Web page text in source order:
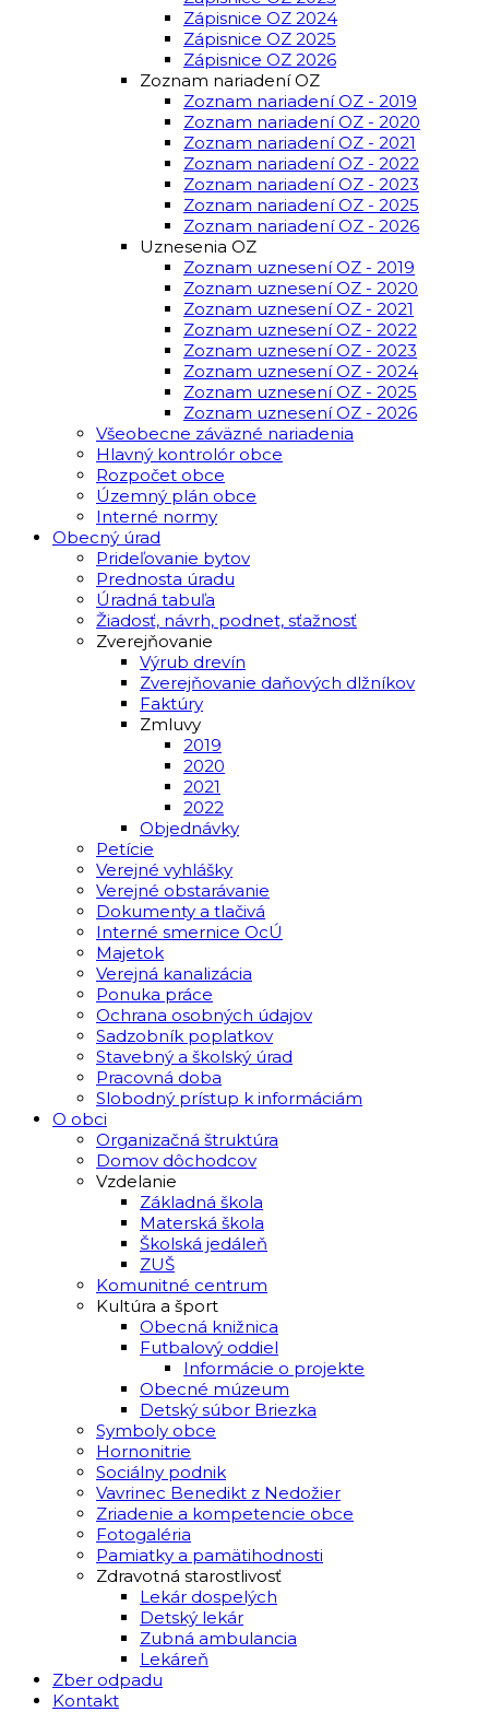
Zápisnice OZ 2024
Zápisnice OZ 2025
Zápisnice OZ 2026
Zoznam nariadení OZ
Zoznam nariadení OZ - 2019
Zoznam nariadení OZ - 2020
Zoznam nariadení OZ - 2021
Zoznam nariadení OZ - 2022
Zoznam nariadení OZ - 2023
Zoznam nariadení OZ - 2025
Zoznam nariadení OZ - 2026
Uznesenia OZ
Zoznam uznesení OZ - 2019
Zoznam uznesení OZ - 2020
Zoznam uznesení OZ - 2021
Zoznam uznesení OZ - 2022
Zoznam uznesení OZ - 2023
Zoznam uznesení OZ - 2024
Zoznam uznesení OZ - 2025
Zoznam uznesení OZ - 2026
Všeobecne záväzné nariadenia
Hlavný kontrolór obce
Rozpočet obce
Územný plán obce
Interné normy
Obecný úrad
Prideľovanie bytov
Prednosta úradu
Úradná tabuľa
Žiadosť, návrh, podnet, sťažnosť
Zverejňovanie
Výrub drevín
Zverejňovanie daňových dlžníkov
Faktúry
Zmluvy
2019
2020
2021
2022
Objednávky
Petície
Verejné vyhlášky
Verejné obstarávanie
Dokumenty a tlačivá
Interné smernice OcÚ
Majetok
Verejná kanalizácia
Ponuka práce
Ochrana osobných údajov
Sadzobník poplatkov
Stavebný a školský úrad
Pracovná doba
Slobodný prístup k informáciám
O obci
Organizačná štruktúra
Domov dôchodcov
Vzdelanie
Základná škola
Materská škola
Školská jedáleň
ZUŠ
Komunitné centrum
Kultúra a šport
Obecná knižnica
Futbalový oddiel
Informácie o projekte
Obecné múzeum
Detský súbor Briezka
Symboly obce
Hornonitrie
Sociálny podnik
Vavrinec Benedikt z Nedožier
Zriadenie a kompetencie obce
Fotogaléria
Pamiatky a pamätihodnosti
Zdravotná starostlivosť
Lekár dospelých
Detský lekár
Zubná ambulancia
Lekáreň
Zber odpadu
Kontakt